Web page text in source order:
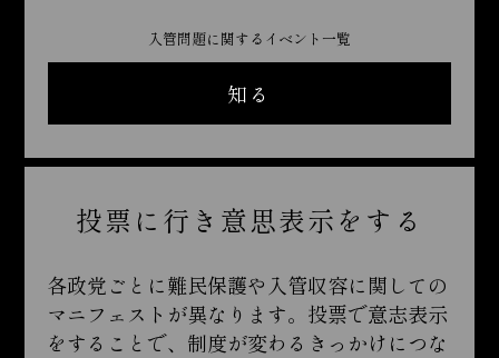
入管問題に関するイベント一覧
知る
投票に行き意思表示をする
各政党ごとに難民保護や入管収容に関しての
マニフェストが異なります。投票で意志表示
をすることで、制度が変わるきっかけにつな